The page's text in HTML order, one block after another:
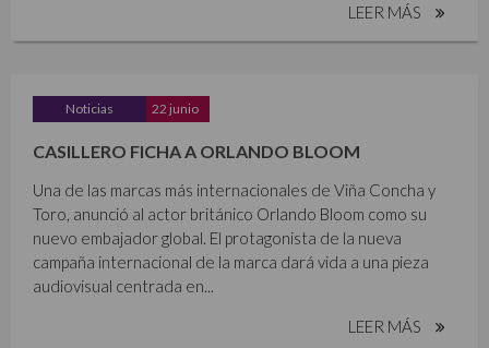
LEER MÁS
Noticias 22 junio
CASILLERO FICHA A ORLANDO BLOOM
Una de las marcas más internacionales de Viña Concha y
Toro, anunció al actor británico Orlando Bloom como su
nuevo embajador global. El protagonista de la nueva
campaña internacional de la marca dará vida a una pieza
audiovisual centrada en...
LEER MÁS